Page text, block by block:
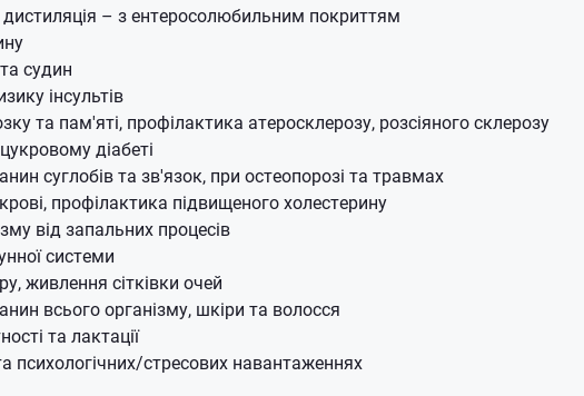
– з ентеросолюбильним покриттям
судин
інсультів
та пам'яті, профілактика атеросклерозу, розсіяного склерозу
діабеті
суглобів та зв'язок, при остеопорозі та травмах
профілактика підвищеного холестерину
від запальних процесів
системи
живлення сітківки очей
всього організму, шкіри та волосся
та лактації
психологічних/стресових навантаженнях